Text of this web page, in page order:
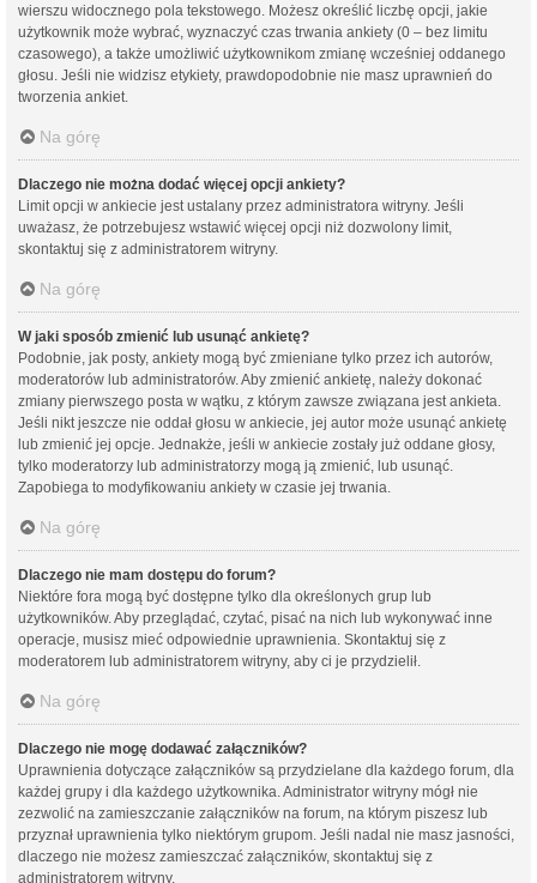
wierszu widocznego pola tekstowego. Możesz określić liczbę opcji, jakie
użytkownik może wybrać, wyznaczyć czas trwania ankiety (0 – bez limitu
czasowego), a także umożliwić użytkownikom zmianę wcześniej oddanego
głosu. Jeśli nie widzisz etykiety, prawdopodobnie nie masz uprawnień do
tworzenia ankiet.
Na górę
Dlaczego nie można dodać więcej opcji ankiety?
Limit opcji w ankiecie jest ustalany przez administratora witryny. Jeśli
uważasz, że potrzebujesz wstawić więcej opcji niż dozwolony limit,
skontaktuj się z administratorem witryny.
Na górę
W jaki sposób zmienić lub usunąć ankietę?
Podobnie, jak posty, ankiety mogą być zmieniane tylko przez ich autorów,
moderatorów lub administratorów. Aby zmienić ankietę, należy dokonać
zmiany pierwszego posta w wątku, z którym zawsze związana jest ankieta.
Jeśli nikt jeszcze nie oddał głosu w ankiecie, jej autor może usunąć ankietę
lub zmienić jej opcje. Jednakże, jeśli w ankiecie zostały już oddane głosy,
tylko moderatorzy lub administratorzy mogą ją zmienić, lub usunąć.
Zapobiega to modyfikowaniu ankiety w czasie jej trwania.
Na górę
Dlaczego nie mam dostępu do forum?
Niektóre fora mogą być dostępne tylko dla określonych grup lub
użytkowników. Aby przeglądać, czytać, pisać na nich lub wykonywać inne
operacje, musisz mieć odpowiednie uprawnienia. Skontaktuj się z
moderatorem lub administratorem witryny, aby ci je przydzielił.
Na górę
Dlaczego nie mogę dodawać załączników?
Uprawnienia dotyczące załączników są przydzielane dla każdego forum, dla
każdej grupy i dla każdego użytkownika. Administrator witryny mógł nie
zezwolić na zamieszczanie załączników na forum, na którym piszesz lub
przyznał uprawnienia tylko niektórym grupom. Jeśli nadal nie masz jasności,
dlaczego nie możesz zamieszczać załączników, skontaktuj się z
administratorem witryny.